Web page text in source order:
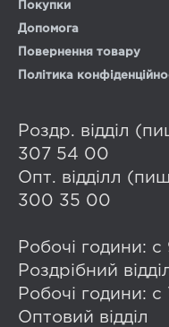
Покупки
Допомога
Повернення товару
Політика
Роздр. відділ
307 54 00
Опт. відділл
300 35 00
Робочі години:
Роздрібний
Робочі години:
Оптовий відділ